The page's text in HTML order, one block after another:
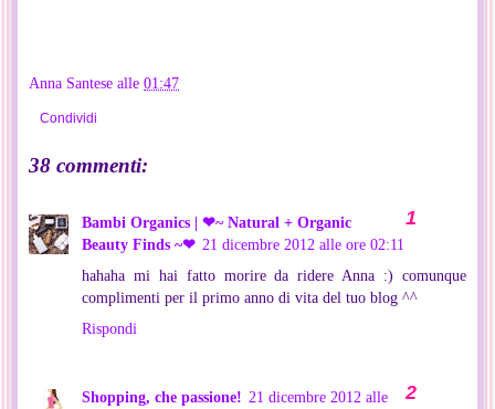
Anna Santese alle 01:47
Condividi
38 commenti:
Bambi Organics | ❤~ Natural + Organic
Beauty Finds ~❤ 21 dicembre 2012 alle ore 02:11
hahaha mi hai fatto morire da ridere Anna :) comunque
complimenti per il primo anno di vita del tuo blog ^^
Rispondi
Shopping, che passione! 21 dicembre 2012 alle